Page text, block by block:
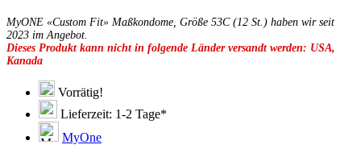
49C
49D
49E
49F
49G
51C
51D
51E
51F
MyONE «Custom Fit» Maßkondome, Größe 53C (12 St.) haben wir seit
2023 im Angebot.
Dieses Produkt kann nicht in folgende Länder versandt werden: USA,
Kanada
Vorrätig!
Lieferzeit: 1-2 Tage*
MyOne